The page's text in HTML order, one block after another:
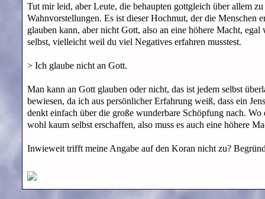
Tut mir leid, aber Leute, die behaupten gottgleich über allem
Wahnvorstellungen. Es ist dieser Hochmut, der die Menschen
glauben kann, aber nicht Gott, also an eine höhere Macht,
selbst, vielleicht weil du viel Negatives erfahren musstest.
> Ich glaube nicht an Gott.
Man kann an Gott glauben oder nicht, das ist jedem selbst
bewiesen, da ich aus persönlicher Erfahrung weiß, dass ein
denkt einfach über die große wunderbare Schöpfung nach.
wohl kaum selbst erschaffen, also muss es auch eine höhere
Inwieweit trifft meine Angabe auf den Koran nicht zu?